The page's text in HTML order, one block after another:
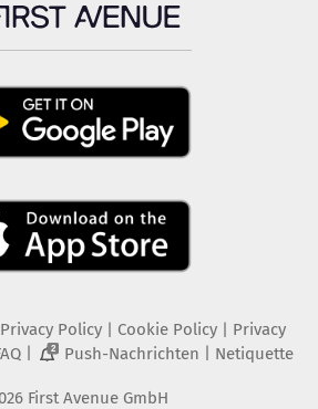
Privacy Policy| Cookie Policy| Privacy
| 2 Push-Nachrichten | Netiquette
First Avenue GmbH